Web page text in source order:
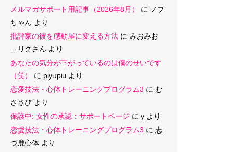
メルマガサポート用記事（2026年8月）
に
ノブ
ちゃん より
批評家の彼を感動屋に変える方法 に みおみお
→リクさん より
あなたの気分が下がっているのは僕のせいです
（笑）
に piyupiu より
恋愛技法・心体トレーニングプログラム3 に む
ささび より
保護中: 女性の承認：サポートページ に y より
恋愛技法・心体トレーニングプログラム3 に 志
づ鹿心体 より